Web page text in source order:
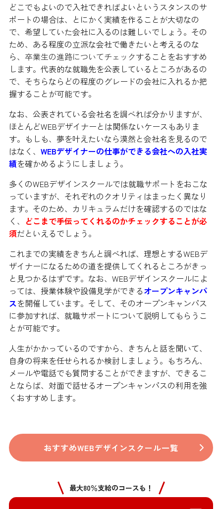
どこでもよいので入社できればよいというスタンスのサ
ポートの場合は、とにかく実績を作ることが大切なの
で、希望していた会社に入るのは難しいでしょう。その
ため、ある程度の立派な会社で働きたいと考えるのな
ら、 卒業生の進路についてチェックすることをおすすめ
します。代表的な就職先を公表しているところがあるの
で、そちらならどの程度のグレードの会社に入れるか把
握することが可能です。
なお、公表されている会社名を調べれば分かりますが、
ほとんどWEBデザイナーとは関係ないケースもありま
す。もしも、夢を叶えたいなら漠然と会社名を見るので
はなく、 WEBデザイナーの仕事ができる会社への入社実
績を確かめるようにしましょう。
多くのWEBデザインスクールでは就職サポートをおこな
っていますが、それぞれのクオリティはまったく異なり
ます。そのため、カリキュラムだけを確認するのではな
く、
どこまで手伝ってくれるのかチェックすることが必
須だといえるでしょう。
これまでの実績をきちんと調べれば、理想とするWEBデ
ザイナーになるための道を提供してくれるところがきっ
と見つかるはずです。なお、WEBデザインスクールによ
っては、授業体験や設備見学ができるオープンキャンパ
スを開催しています。そして、そのオープンキャンパス
に参加すれば、就職サポートについて説明してもらうこ
とが可能です。
人生がかかっているのですから、きちんと話を聞いて、
自身の将来を任せられるか検討しましょう。もちろん、
メールや電話でも質問することができますが、できるこ
とならば、対面で話せるオープンキャンパスの利用を強
くおすすめします。
おすすめWEBデザインスクール一覧
最大80％支給のコースも！